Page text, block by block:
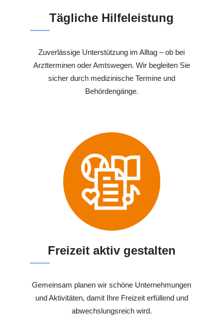
Tägliche Hilfeleistung
Zuverlässige Unterstützung im Alltag – ob bei
Arztterminen oder Amtswegen. Wir begleiten Sie
sicher durch medizinische Termine und
Behördengänge.
Freizeit aktiv gestalten
Gemeinsam planen wir schöne Unternehmungen
und Aktivitäten, damit Ihre Freizeit erfüllend und
abwechslungsreich wird.